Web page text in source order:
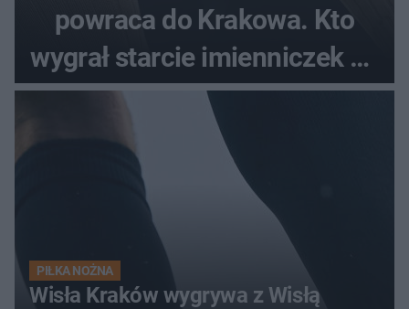
powraca do Krakowa. Kto
wygrał starcie imienniczek na
pełnym stadionie
PIŁKA NOŻNA
Wisła Kraków wygrywa z Wisłą